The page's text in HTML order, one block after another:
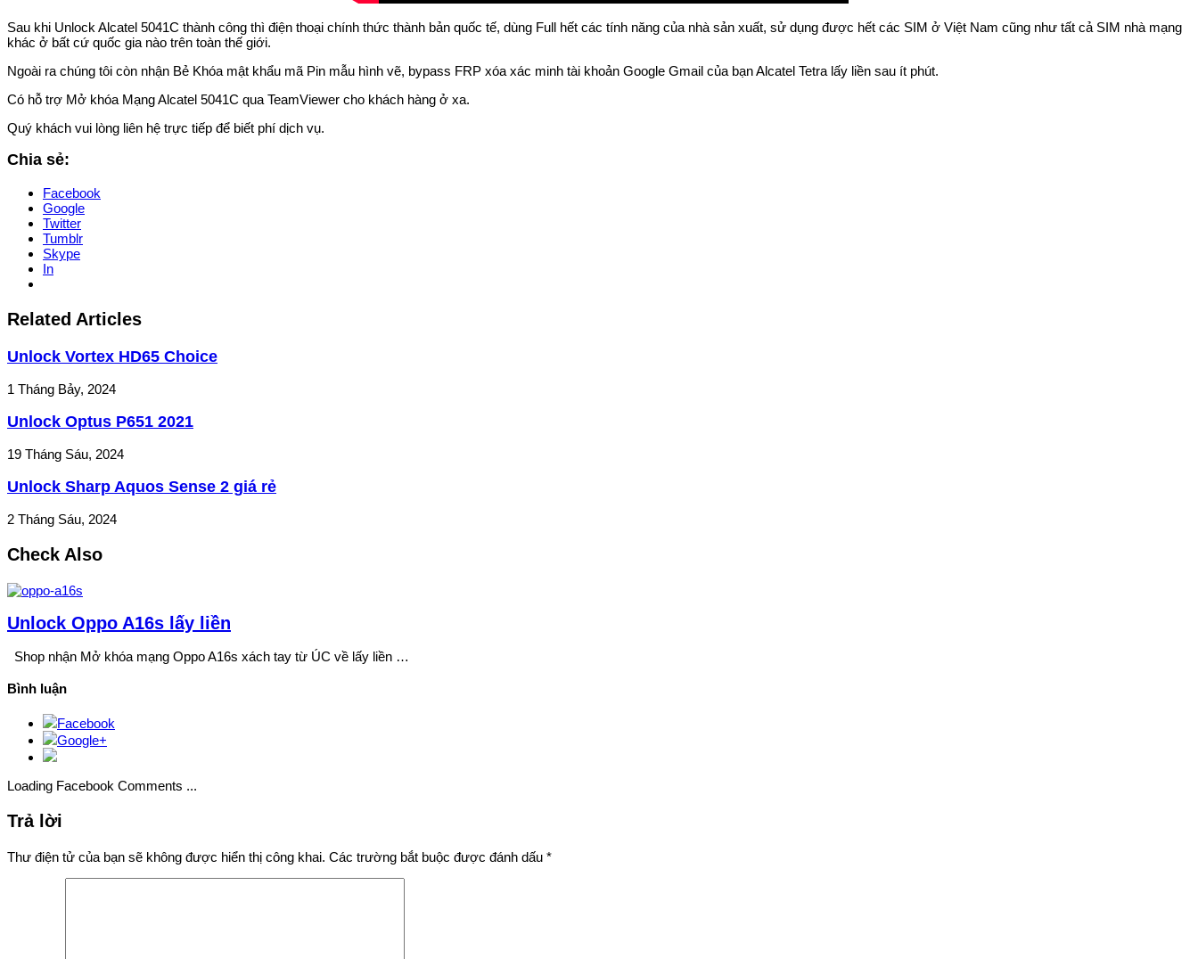
Sau khi Unlock Alcatel 5041C thành công thì điện thoại chính thức thành bản quốc tế, dùng Full hết các tính năng của nhà sản xuất, sử dụng được hết các SIM ở Việt Nam cũng như tất cả SIM nhà mạng
khác ở bất cứ quốc gia nào trên toàn thế giới.
Ngoài ra chúng tôi còn nhận Bẻ Khóa mật khẩu mã Pin mẫu hình vẽ, bypass FRP xóa xác minh tài khoản Google Gmail của bạn Alcatel Tetra lấy liền sau ít phút.
Có hỗ trợ Mở khóa Mạng Alcatel 5041C qua TeamViewer cho khách hàng ở xa.
Quý khách vui lòng liên hệ trực tiếp để biết phí dịch vụ.
Chia sẻ:
Facebook
Google
Twitter
Tumblr
Skype
In
Related Articles
Unlock Vortex HD65 Choice
1 Tháng Bảy, 2024
Unlock Optus P651 2021
19 Tháng Sáu, 2024
Unlock Sharp Aquos Sense 2 giá rẻ
2 Tháng Sáu, 2024
Check Also
Unlock Oppo A16s lấy liền
Shop nhận Mở khóa mạng Oppo A16s xách tay từ ÚC về lấy liền …
Bình luận
Facebook
Google+
Loading Facebook Comments ...
Trả lời
Thư điện tử của bạn sẽ không được hiển thị công khai. Các trường bắt buộc được đánh dấu *